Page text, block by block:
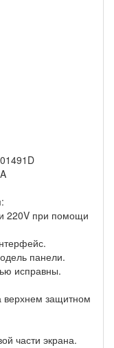
220V при помощи
панели.
исправны.
верхнем защитном
части экрана.